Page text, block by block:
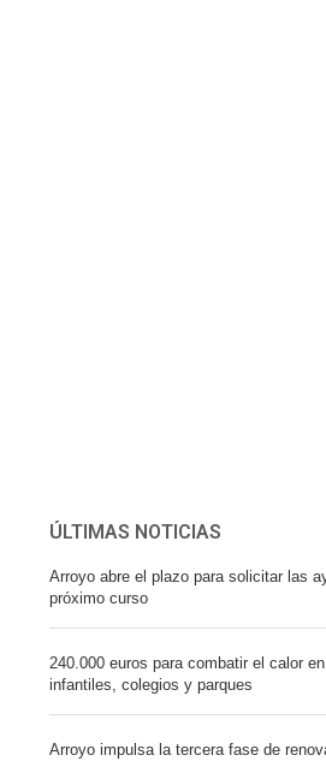
ÚLTIMAS NOTICIAS
Arroyo abre el plazo para solicitar las
próximo curso
240.000 euros para combatir el calor
infantiles, colegios y parques
Arroyo impulsa la tercera fase de